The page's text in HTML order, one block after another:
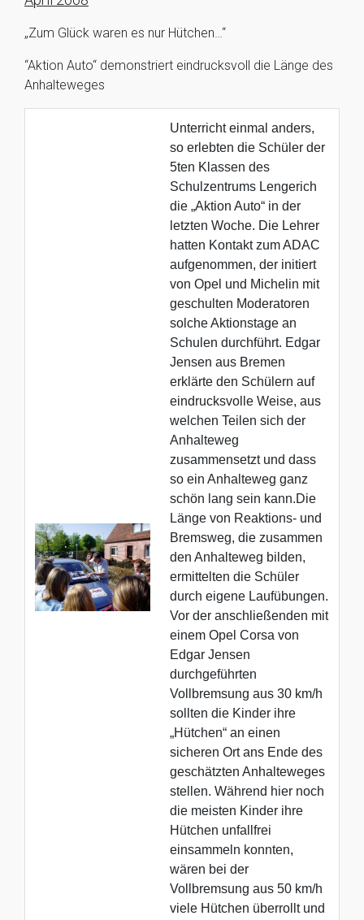
„Zum Glück waren es nur Hütchen…“
“Aktion Auto“ demonstriert eindrucksvoll die Länge des
Anhalteweges
Unterricht einmal anders,
so erlebten die Schüler der
5ten Klassen des
Schulzentrums Lengerich
die „Aktion Auto“ in der
letzten Woche. Die Lehrer
hatten Kontakt zum ADAC
aufgenommen, der initiert
von Opel und Michelin mit
geschulten Moderatoren
solche Aktionstage an
Schulen durchführt. Edgar
Jensen aus Bremen
erklärte den Schülern auf
eindrucksvolle Weise, aus
welchen Teilen sich der
Anhalteweg
zusammensetzt und dass
so ein Anhalteweg ganz
schön lang sein kann.Die
Länge von Reaktions- und
Bremsweg, die zusammen
den Anhalteweg bilden,
ermittelten die Schüler
durch eigene Laufübungen.
Vor der anschließenden mit
einem Opel Corsa von
Edgar Jensen
durchgeführten
Vollbremsung aus 30 km/h
sollten die Kinder ihre
„Hütchen“ an einen
sicheren Ort ans Ende des
geschätzten Anhalteweges
stellen. Während hier noch
die meisten Kinder ihre
Hütchen unfallfrei
einsammeln konnten,
wären bei der
Vollbremsung aus 50 km/h
viele Hütchen überrollt und